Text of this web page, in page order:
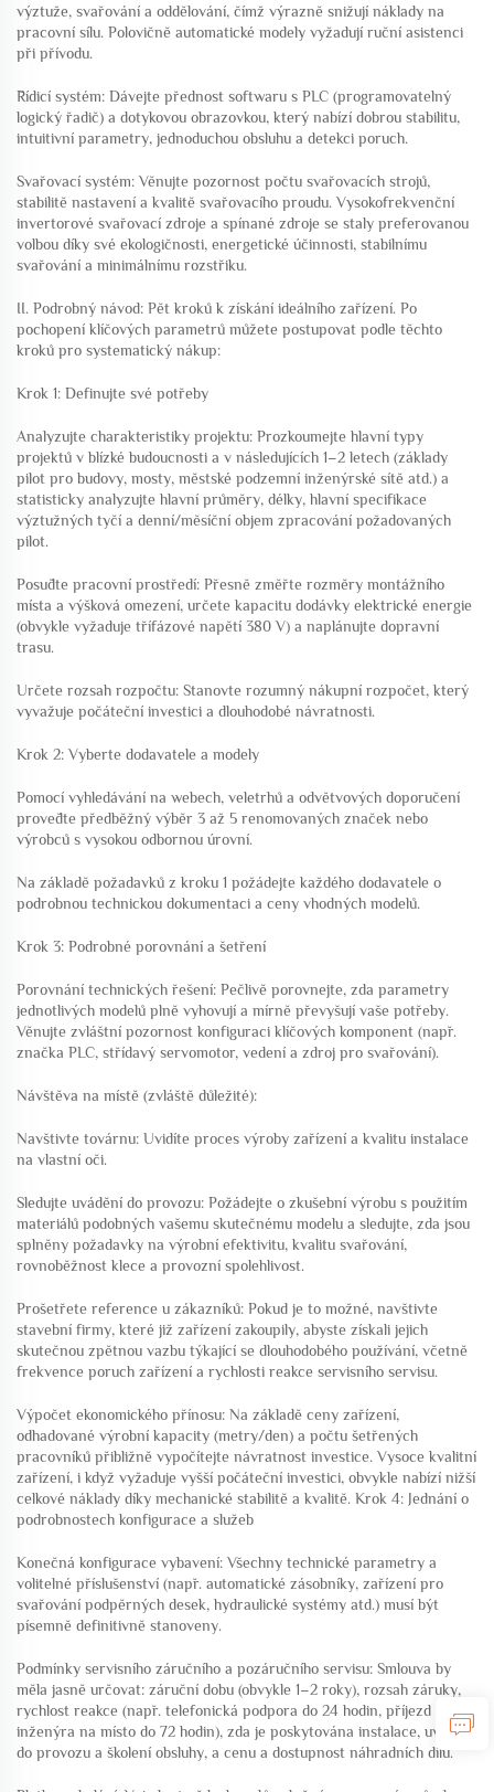
výztuže, svařování a oddělování, čímž výrazně snižují náklady na
pracovní sílu. Polovičně automatické modely vyžadují ruční asistenci
při přívodu.
Řídicí systém: Dávejte přednost softwaru s PLC (programovatelný
logický řadič) a dotykovou obrazovkou, který nabízí dobrou stabilitu,
intuitivní parametry, jednoduchou obsluhu a detekci poruch.
Svařovací systém: Věnujte pozornost počtu svařovacích strojů,
stabilitě nastavení a kvalitě svařovacího proudu. Vysokofrekvenční
invertorové svařovací zdroje a spínané zdroje se staly preferovanou
volbou díky své ekologičnosti, energetické účinnosti, stabilnímu
svařování a minimálnímu rozstřiku.
II. Podrobný návod: Pět kroků k získání ideálního zařízení. Po
pochopení klíčových parametrů můžete postupovat podle těchto
kroků pro systematický nákup:
Krok 1: Definujte své potřeby
Analyzujte charakteristiky projektu: Prozkoumejte hlavní typy
projektů v blízké budoucnosti a v následujících 1–2 letech (základy
pilot pro budovy, mosty, městské podzemní inženýrské sítě atd.) a
statisticky analyzujte hlavní průměry, délky, hlavní specifikace
výztužných tyčí a denní/měsíční objem zpracování požadovaných
pilot.
Posuďte pracovní prostředí: Přesně změřte rozměry montážního
místa a výšková omezení, určete kapacitu dodávky elektrické energie
(obvykle vyžaduje třífázové napětí 380 V) a naplánujte dopravní
trasu.
Určete rozsah rozpočtu: Stanovte rozumný nákupní rozpočet, který
vyvažuje počáteční investici a dlouhodobé návratnosti.
Krok 2: Vyberte dodavatele a modely
Pomocí vyhledávání na webech, veletrhů a odvětvových doporučení
proveďte předběžný výběr 3 až 5 renomovaných značek nebo
výrobců s vysokou odbornou úrovní.
Na základě požadavků z kroku 1 požádejte každého dodavatele o
podrobnou technickou dokumentaci a ceny vhodných modelů.
Krok 3: Podrobné porovnání a šetření
Porovnání technických řešení: Pečlivě porovnejte, zda parametry
jednotlivých modelů plně vyhovují a mírně převyšují vaše potřeby.
Věnujte zvláštní pozornost konfiguraci klíčových komponent (např.
značka PLC, střídavý servomotor, vedení a zdroj pro svařování).
Návštěva na místě (zvláště důležité):
Navštivte továrnu: Uvidíte proces výroby zařízení a kvalitu instalace
na vlastní oči.
Sledujte uvádění do provozu: Požádejte o zkušební výrobu s použitím
materiálů podobných vašemu skutečnému modelu a sledujte, zda jsou
splněny požadavky na výrobní efektivitu, kvalitu svařování,
rovnoběžnost klece a provozní spolehlivost.
Prošetřete reference u zákazníků: Pokud je to možné, navštivte
stavební firmy, které již zařízení zakoupily, abyste získali jejich
skutečnou zpětnou vazbu týkající se dlouhodobého používání, včetně
frekvence poruch zařízení a rychlosti reakce servisního servisu.
Výpočet ekonomického přínosu: Na základě ceny zařízení,
odhadované výrobní kapacity (metry/den) a počtu šetřených
pracovníků přibližně vypočítejte návratnost investice. Vysoce kvalitní
zařízení, i když vyžaduje vyšší počáteční investici, obvykle nabízí nižší
celkové náklady díky mechanické stabilitě a kvalitě. Krok 4: Jednání o
podrobnostech konfigurace a služeb
Konečná konfigurace vybavení: Všechny technické parametry a
volitelné příslušenství (např. automatické zásobníky, zařízení pro
svařování podpěrných desek, hydraulické systémy atd.) musí být
písemně definitivně stanoveny.
Podmínky servisního záručního a pozáručního servisu: Smlouva by
měla jasně určovat: záruční dobu (obvykle 1–2 roky), rozsah záruky,
rychlost reakce (např. telefonická podpora do 24 hodin, příjezd
inženýra na místo do 72 hodin), zda je poskytována instalace, uvádění
do provozu a školení obsluhy, a cenu a dostupnost náhradních dílů.